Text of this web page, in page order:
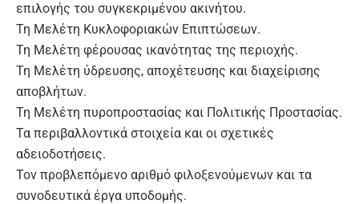
επιλογής του συγκεκριμένου ακινήτου.
Τη Μελέτη Κυκλοφοριακών Επιπτώσεων.
Τη Μελέτη φέρουσας ικανότητας της περιοχής.
Τη Μελέτη ύδρευσης, αποχέτευσης και διαχείρισης
αποβλήτων.
Τη Μελέτη πυροπροστασίας και Πολιτικής Προστασίας.
Τα περιβαλλοντικά στοιχεία και οι σχετικές
αδειοδοτήσεις.
Τον προβλεπόμενο αριθμό φιλοξενούμενων και τα
συνοδευτικά έργα υποδομής.